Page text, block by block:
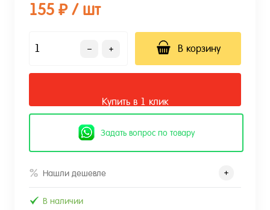
155 ₽ / шт
В корзину
Купить в 1 клик
Задать вопрос по товару
Нашли дешевле
В наличии